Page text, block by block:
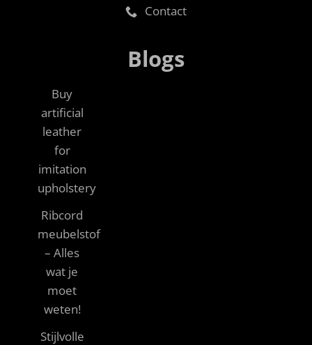
Contact
Blogs
Buy
artificial
leather
for
imitation
upholstery
Ribcord
meubelstof
– Alles
wat je
moet
weten!
Stijlvolle